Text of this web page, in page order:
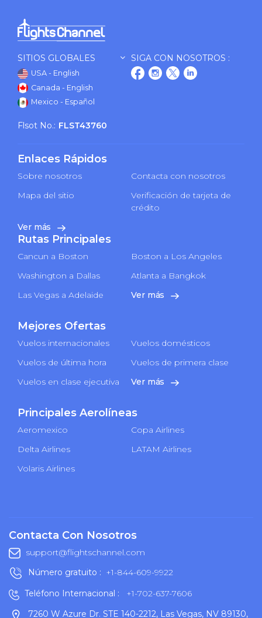
SITIOS GLOBALES
USA - English
Canada - English
Mexico - Español
SIGA CON NOSOTROS :
Flsot No.: FLST43760
Enlaces Rápidos
Sobre nosotros
Contacta con nosotros
Mapa del sitio
Verificación de tarjeta de
crédito
Ver más
Rutas Principales
Cancun a Boston
Boston a Los Angeles
Washington a Dallas
Atlanta a Bangkok
Las Vegas a Adelaide
Ver más
Mejores Ofertas
Vuelos internacionales
Vuelos domésticos
Vuelos de última hora
Vuelos de primera clase
Vuelos en clase ejecutiva
Ver más
Principales Aerolíneas
Aeromexico
Copa Airlines
Delta Airlines
LATAM Airlines
Volaris Airlines
Contacta Con Nosotros
support@flightschannel.com
Número gratuito : +1-844-609-9922
Teléfono Internacional :
+1-702-637-7606
7260 W Azure Dr. STE 140-2212, Las Vegas, NV 89130,